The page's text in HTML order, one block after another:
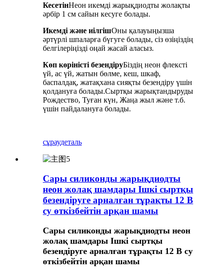
КесетінНеон икемді жарықдиодты жолақты
әрбір 1 см сайын кесуге болады.
Икемді және иілгішОны қалауыңызша
әртүрлі шпаларға бүгуге болады, сіз өзіңіздің
белгілеріңізді оңай жасай аласыз.
Көп көріністі безендіруБіздің неон флексті
үй, ас үй, жатын бөлме, кеш, шкаф,
баспалдақ, жатақхана сияқты безендіру үшін
қолдануға болады.Сыртқы жарықтандыруды
Рождество, Туған күн, Жаңа жыл және т.б.
үшін пайдалануға болады.
сұраудеталь
Сары силиконды жарықдиодты
неон жолақ шамдары Ішкі сыртқы
безендіруге арналған тұрақты 12 В
су өткізбейтін арқан шамы
Сары силиконды жарықдиодты неон
жолақ шамдары Ішкі сыртқы
безендіруге арналған тұрақты 12 В су
өткізбейтін арқан шамы